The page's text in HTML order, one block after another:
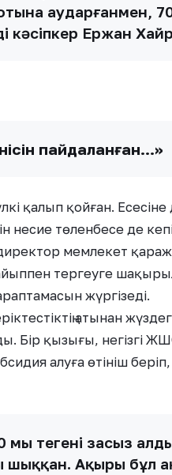
аударғанмен,
кәсіпкер Ержан
пайдаланған…»
қалып қойған. Есесіне
несие төленбесе де
мемлекет
тергеуге
жүргізеді.
атынан
Бір қызығы, негізгі
алуға өтініш беріп,
теңгені заңсыз
шыққан. Ақыры бұл